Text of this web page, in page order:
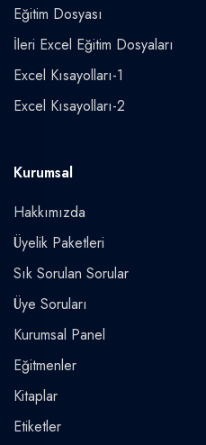
Eğitim Dosyası
İleri Excel Eğitim Dosyaları
Excel Kısayolları-1
Excel Kısayolları-2
Kurumsal
Hakkımızda
Üyelik Paketleri
Sık Sorulan Sorular
Üye Soruları
Kurumsal Panel
Eğitmenler
Kitaplar
Etiketler